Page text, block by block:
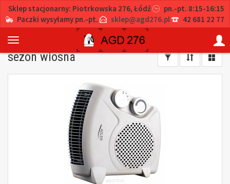
Sklep stacjonarny: Piotrkowska 276, Łódź
pn.-pt. 8:15-16:15
Paczki wysyłamy pn.-pt.
sklep@agd276.pl 42 681 22 77
sezon wiosna